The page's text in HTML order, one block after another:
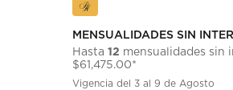
MENSUALIDADES SIN
Hasta12 mensualidades sin
$61,475.00*
Vigencia del 3 al 9 de Agosto